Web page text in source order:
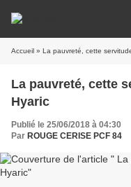
Accueil » La pauvreté, cette
La pauvreté, cette
Hyaric
Publié le 25/06/2018 à 04:30
Par ROUGE CERISE PCF 84